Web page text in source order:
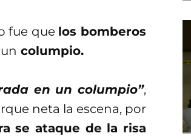
fue que los bomberos
columpio.
en un columpio”,
neta la escena, por
se ataque de la risa